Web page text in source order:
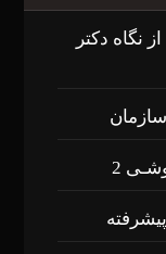
نگاه دکتر
2